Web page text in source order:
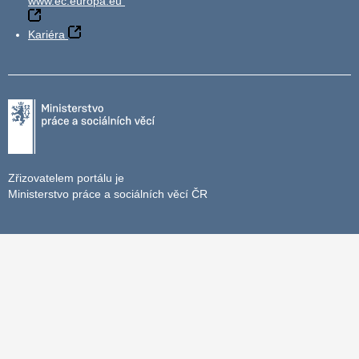
Kariéra
Zřizovatelem portálu je
Ministerstvo práce a sociálních věcí ČR